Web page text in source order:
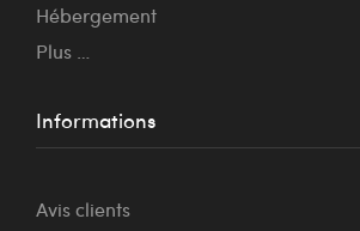
Hébergement
Plus …
Informations
Avis clients